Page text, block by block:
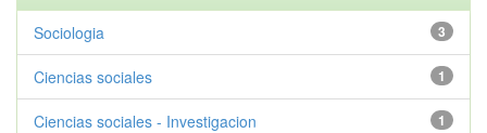
3
Sociologia
1
Ciencias sociales
1
Ciencias sociales - Investigacion